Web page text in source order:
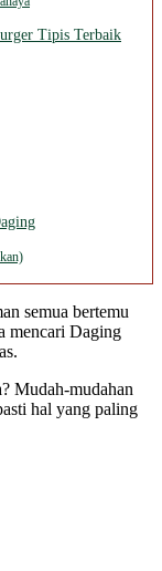
Tipis Terbaik
semua bertemu
mencari Daging
Mudah-mudahan
hal yang paling